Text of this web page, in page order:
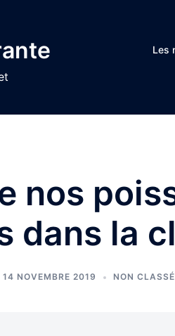
Les
nos
dans la
14 NOVEMBRE 2019 NON CLASSÉ